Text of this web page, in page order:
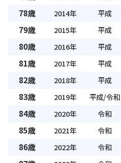
78歳 2014年 平成
79歳 2015年 平成
80歳 2016年 平成
81歳 2017年 平成
82歳 2018年 平成
83歳 2019年 平成/令和
84歳 2020年 令和
85歳 2021年 令和
86歳 2022年 令和